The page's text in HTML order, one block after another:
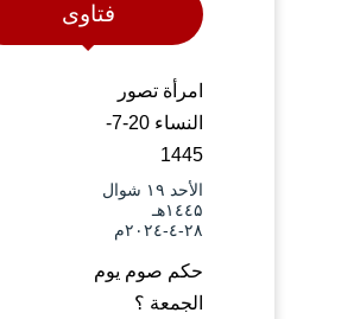
فتاوى
امرأة تصور
النساء 20-7-
1445
الأحد ۱۹ شوال
۱٤٤۵هـ
۲۸-٤-۲۰۲٤م
حكم صوم يوم
الجمعة ؟